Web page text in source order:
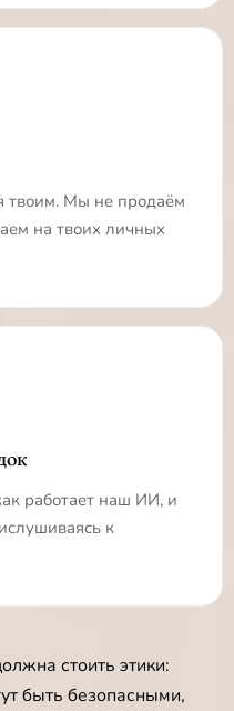
твоим. Мы не продаём
на твоих личных
работает наш ИИ, и
к
стоить этики:
быть безопасными,